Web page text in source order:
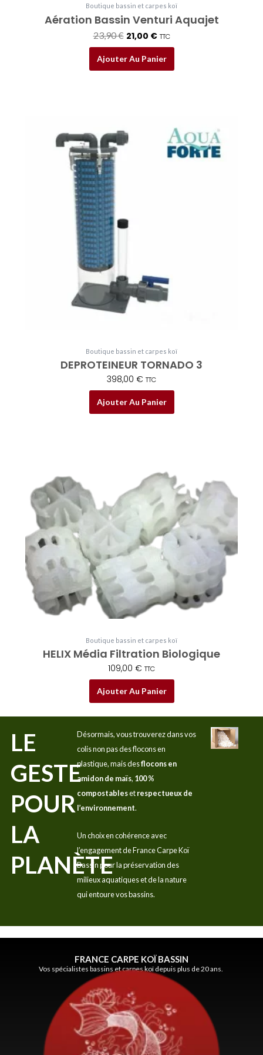
Boutique bassin et carpes koï
Aération Bassin Venturi Aquajet
23,90€ 21,00 € TTC
Ajouter Au Panier
Boutique bassin et carpes koï
DEPROTEINEUR TORNADO 3
398,00 € TTC
Ajouter Au Panier
Boutique bassin et carpes koï
HELIX Média Filtration Biologique
109,00 € TTC
Ajouter Au Panier
LE
GESTE
POUR
LA
PLANÈTE
Désormais, vous trouverez dans vos
colis non pas des flocons en
plastique, mais desflocons en
amidon de maïs, 100 %
compostablesetrespectueux de
l’environnement.
Un choix en cohérence avec
l’engagement de France Carpe Koï
Bassin pour la préservation des
milieux aquatiques et de la nature
qui entoure vos bassins.
FRANCE CARPE KOÏ BASSIN
Vos spécialistes bassins et carpes koï depuis plus de 20 ans.